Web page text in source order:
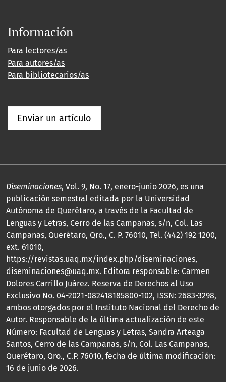
Información
Para lectores/as
Para autores/as
Para bibliotecarios/as
Enviar un artículo
Diseminaciones, Vol. 9, No. 17, enero-junio 2026, es una
publicación semestral editada por la Universidad
Autónoma de Querétaro, a través de la Facultad de
Lenguas y Letras, Cerro de las Campanas, s/n, Col. Las
Campanas, Querétaro, Qro., C. P. 76010, Tel. (442) 192 1200,
ext. 61010,
https://revistas.uaq.mx/index.php/diseminaciones,
diseminaciones@uaq.mx. Editora responsable: Carmen
Dolores Carrillo Juárez. Reserva de Derechos al Uso
Exclusivo No. 04-2021-082418185800-102, ISSN: 2683-3298,
ambos otorgados por el Instituto Nacional del Derecho de
Autor. Responsable de la última actualización de este
Número: Facultad de Lenguas y Letras, Sandra Arteaga
Santos, Cerro de las Campanas, s/n, Col. Las Campanas,
Querétaro, Qro., C.P. 76010, fecha de última modificación:
16 de junio de 2026.